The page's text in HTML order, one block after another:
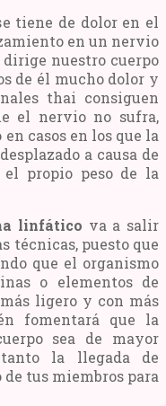
tiene de dolor en el
en un nervio
dirige nuestro cuerpo
de él mucho dolor y
thai consiguen
el nervio no sufra,
casos en los que la
a causa de
propio peso de la
linfático va a salir
técnicas, puesto que
que el organismo
o elementos de
ligero y con más
fomentará que la
sea de mayor
la llegada de
tus miembros para